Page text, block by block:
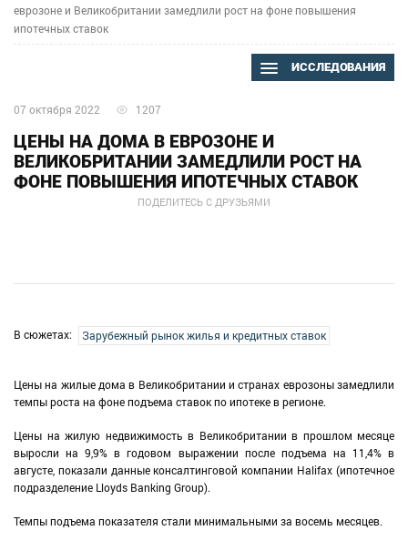
еврозоне и Великобритании замедлили рост на фоне повышения
ипотечных ставок
ИССЛЕДОВАНИЯ
07 октября 2022 1207
ПОДЕЛИТЕСЬ С ДРУЗЬЯМИ
ЦЕНЫ НА ДОМА В ЕВРОЗОНЕ И
ВЕЛИКОБРИТАНИИ ЗАМЕДЛИЛИ РОСТ НА
ФОНЕ ПОВЫШЕНИЯ ИПОТЕЧНЫХ СТАВОК
В сюжетах: Зарубежный рынок жилья и кредитных ставок
Цены на жилые дома в Великобритании и странах еврозоны замедлили
темпы роста на фоне подъема ставок по ипотеке в регионе.
Цены на жилую недвижимость в Великобритании в прошлом месяце
выросли на 9,9% в годовом выражении после подъема на 11,4% в
августе, показали данные консалтинговой компании Halifax (ипотечное
подразделение Lloyds Banking Group).
Темпы подъема показателя стали минимальными за восемь месяцев.